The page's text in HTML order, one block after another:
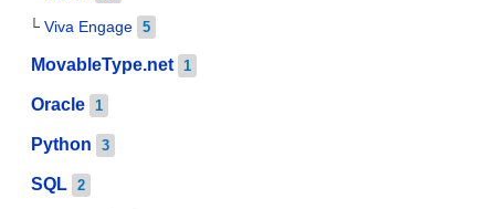
Viva Engage 5
MovableType.net 1
Oracle 1
Python 3
SQL 2